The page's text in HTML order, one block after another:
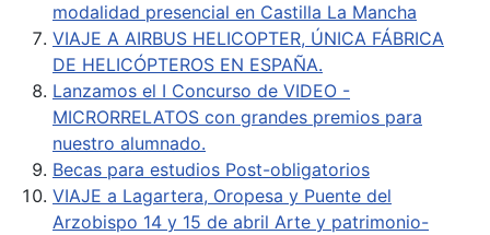
modalidad presencial en Castilla La Mancha
VIAJE A AIRBUS HELICOPTER, ÚNICA FÁBRICA
DE HELICÓPTEROS EN ESPAÑA.
Lanzamos el I Concurso de VIDEO -
MICRORRELATOS con grandes premios para
nuestro alumnado.
Becas para estudios Post-obligatorios
VIAJE a Lagartera, Oropesa y Puente del
Arzobispo 14 y 15 de abril Arte y patrimonio-